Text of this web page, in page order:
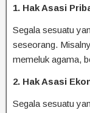
1. Hak Asasi
Segala sesuatu
seseorang.
memeluk agama,
2. Hak Asasi
Segala sesuatu